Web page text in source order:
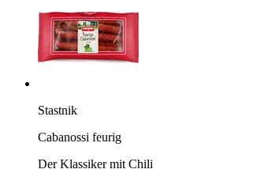
Stastnik
Cabanossi feurig
Der Klassiker mit Chili